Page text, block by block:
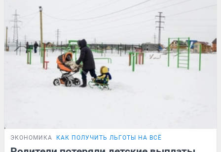
ЭКОНОМИКА КАК ПОЛУЧИТЬ ЛЬГОТЫ НА ВСЁ